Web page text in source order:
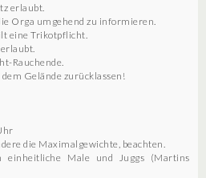
erlaubt.
Orga umgehend zu informieren.
eine Trikotpflicht.
Rauchende.
Gelände zurücklassen!
die Maximalgewichte, beachten.
Male und Juggs (Martins